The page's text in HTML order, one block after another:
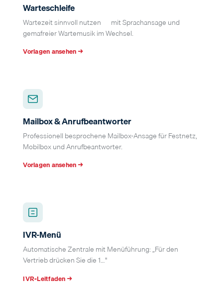
Warteschleife
Wartezeit sinnvoll nutzen — mit Sprachansage und
gemafreier Wartemusik im Wechsel.
Vorlagen ansehen →
Mailbox & Anrufbeantworter
Professionell besprochene Mailbox-Ansage für Festnetz,
Mobilbox und Anrufbeantworter.
Vorlagen ansehen →
IVR-Menü
Automatische Zentrale mit Menüführung: „Für den
Vertrieb drücken Sie die 1…"
IVR-Leitfaden →